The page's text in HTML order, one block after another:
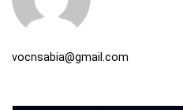
vocnsabia@gmail.com